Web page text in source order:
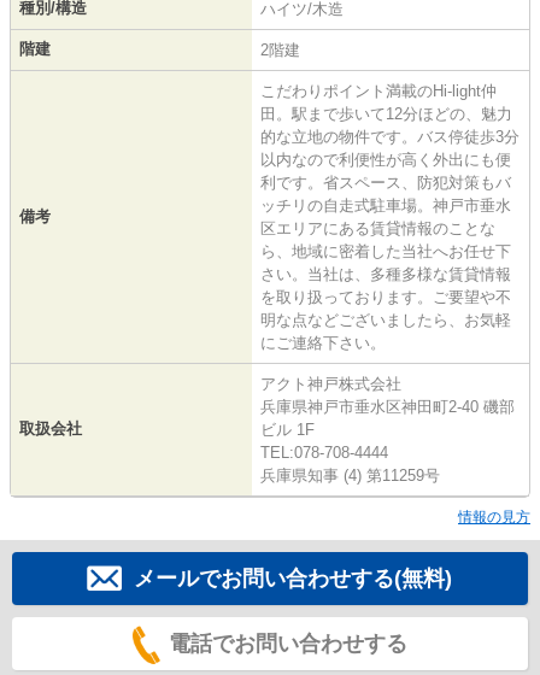
種別/構造 ハイツ/木造
階建 2階建
備考
こだわりポイント満載のHi-light仲
田。駅まで歩いて12分ほどの、魅力
的な立地の物件です。バス停徒歩3分
以内なので利便性が高く外出にも便
利です。省スペース、防犯対策もバ
ッチリの自走式駐車場。神戸市垂水
区エリアにある賃貸情報のことな
ら、地域に密着した当社へお任せ下
さい。当社は、多種多様な賃貸情報
を取り扱っております。ご要望や不
明な点などございましたら、お気軽
にご連絡下さい。
取扱会社
アクト神戸株式会社
兵庫県神戸市垂水区神田町2-40 磯部
ビル 1F
TEL:078-708-4444
兵庫県知事 (4) 第11259号
情報の見方
メールでお問い合わせする(無料)
電話でお問い合わせする